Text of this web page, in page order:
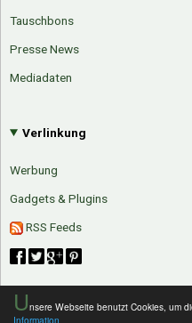
Unsere Webseite benutzt Cookies, um
Information
Tauschbons
Presse News
Mediadaten
Verlinkung
Werbung
Gadgets & Plugins
RSS Feeds